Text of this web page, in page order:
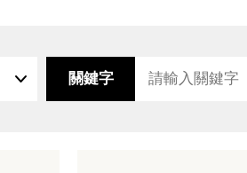
關鍵字